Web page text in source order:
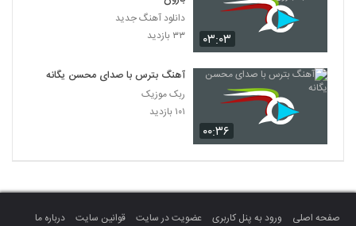
۰۳:۰۳
دانلود آهنگ جدید
۳۳ بازدید
۰۰:۳۶
آهنگ بترس با صدای محسن یگانه
ربک موزیک
۱۰۱ بازدید
صفحه اصلی ورود به پنل کاربری عضویت در سایت قوانین سایت درباره ما